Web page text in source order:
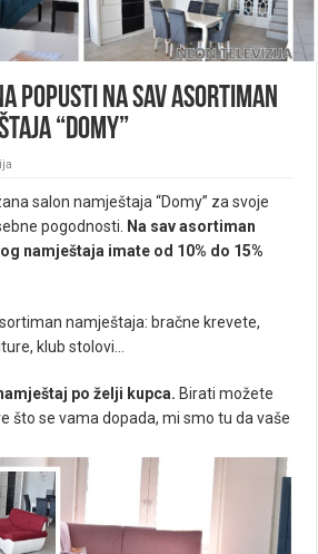
popusti na sav asortiman
“Domy”
salon namještaja “Domy” za svoje
pogodnosti.
Na sav asortiman
namještaja imate od 10% do 15%
namještaja: bračne krevete,
klub stolovi…
po želji kupca. Birati možete
što se vama dopada, mi smo tu da vaše